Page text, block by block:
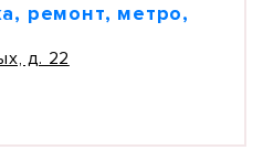
ремонт, метро,
д. 22